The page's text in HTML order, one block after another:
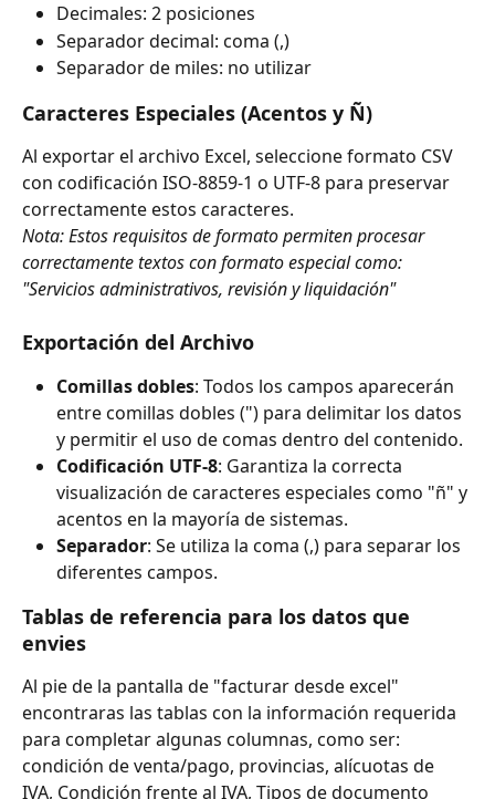
Decimales: 2 posiciones
Separador decimal: coma (,)
Separador de miles: no utilizar
Caracteres Especiales (Acentos y Ñ)
Al exportar el archivo Excel, seleccione formato CSV
con codificación ISO-8859-1 o UTF-8 para preservar
correctamente estos caracteres.
Nota: Estos requisitos de formato permiten procesar
correctamente textos con formato especial como:
"Servicios administrativos, revisión y liquidación"
Exportación del Archivo
Comillas dobles: Todos los campos aparecerán
entre comillas dobles (") para delimitar los datos
y permitir el uso de comas dentro del contenido.
Codificación UTF-8: Garantiza la correcta
visualización de caracteres especiales como "ñ" y
acentos en la mayoría de sistemas.
Separador: Se utiliza la coma (,) para separar los
diferentes campos.
Tablas de referencia para los datos que
envies
Al pie de la pantalla de "facturar desde excel"
encontraras las tablas con la información requerida
para completar algunas columnas, como ser:
condición de venta/pago, provincias, alícuotas de
IVA, Condición frente al IVA, Tipos de documento